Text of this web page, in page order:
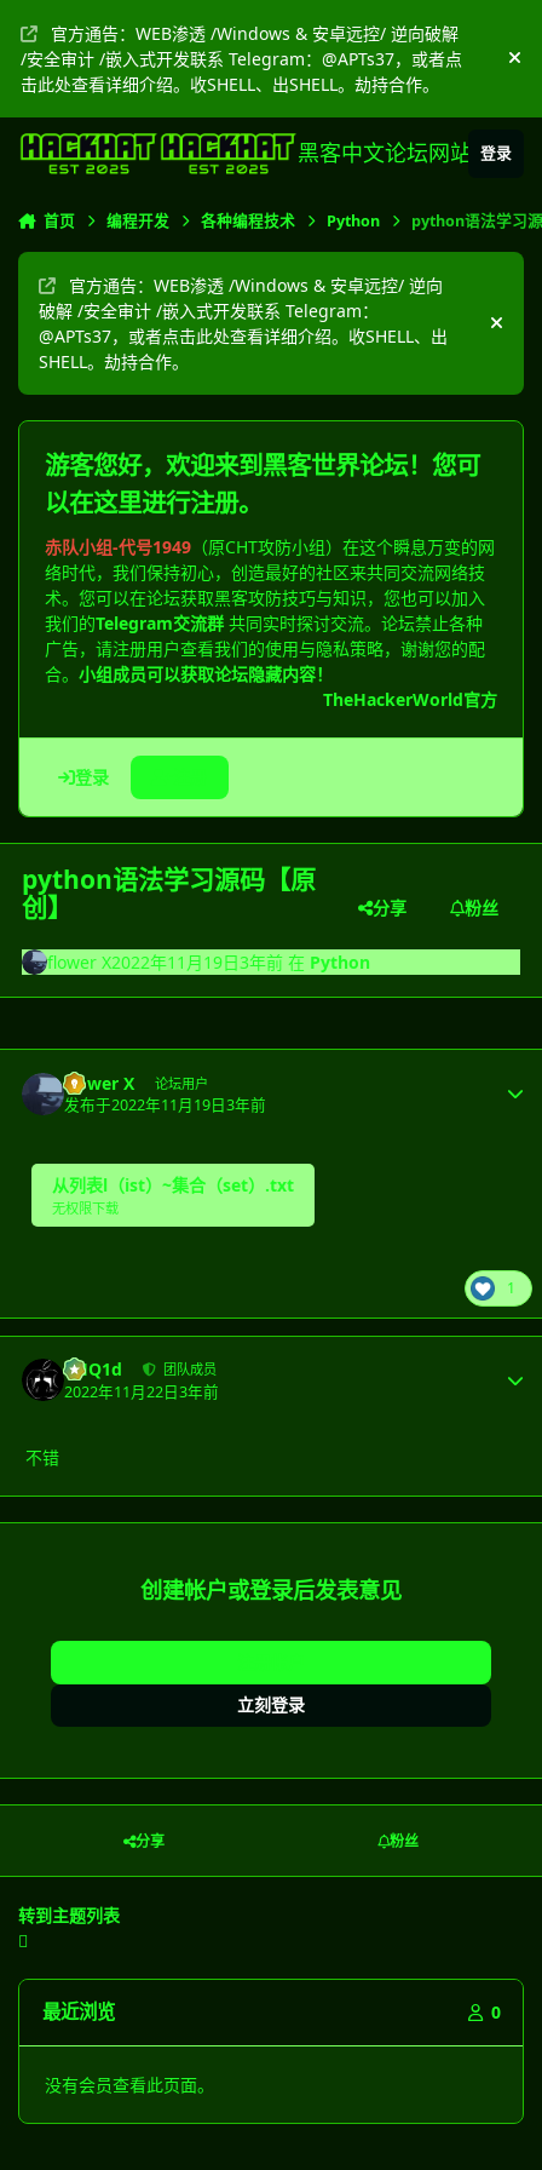
官方通告：WEB渗透 /Windows & 安卓远控/ 逆向破解
/安全审计 /嵌入式开发联系 Telegram：@APTs37，或者点
击此处查看详细介绍。收SHELL、出SHELL。劫持合作。
隐
黑客中文论坛网站 登录
首页 编程开发 各种编程技术 Python python语法学习
官方通告：WEB渗透 /Windows & 安卓远控/ 逆向
破解 /安全审计 /嵌入式开发联系 Telegram：
@APTs37，或者点击此处查看详细介绍。收SHELL、出
SHELL。劫持合作。
隐藏
游客您好，欢迎来到黑客世界论坛！您可
以在这里进行注册。
赤队小组-代号1949 （原CHT攻防小组）在这个瞬息万变的网
络时代，我们保持初心，创造最好的社区来共同交流网络技
术。您可以在论坛获取黑客攻防技巧与知识，您也可以加入
我们的Telegram交流群 共同实时探讨交流。论坛禁止各种
广告，请注册用户查看我们的使用与隐私策略，谢谢您的配
合。小组成员可以获取论坛隐藏内容！
TheHackerWorld官方
登录
python语法学习源码【原
创】
分享 粉丝
flower X2022年11月19日3年前 在 Python
flower X 论坛用户
发布于2022年11月19日3年前
从列表l（ist）~集合（set）.txt
无权限下载
1
CHQ1d 团队成员
2022年11月22日3年前
不错
创建帐户或登录后发表意见
立刻登录
分享 粉丝
转到主题列表
最近浏览 0
没有会员查看此页面。